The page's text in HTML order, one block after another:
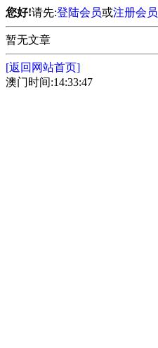
您好!请先:登陆会员或注册会员
暂无文章
[返回网站首页]
澳门时间:14:33:47